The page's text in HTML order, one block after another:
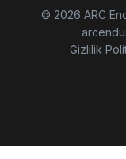
© 2026 ARC
Gizlilik